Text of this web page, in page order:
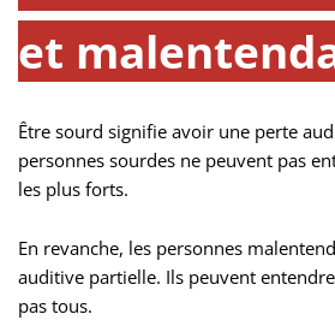
et
Être sourd signifie avoir une perte
personnes sourdes ne peuvent pas
les plus forts.
En revanche, les personnes
auditive partielle. Ils peuvent
pas tous.